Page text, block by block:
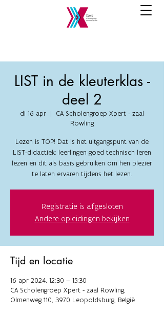
LIST in de kleuterklas -
deel 2
di 16 apr
  |
CA Scholengroep Xpert - zaal
Rowling
Lezen is TOP! Dat is het uitgangspunt van de
LIST-didactiek: leerlingen goed technisch leren
lezen en dit als basis gebruiken om hen plezier
te laten ervaren tijdens het lezen.
Registratie is afgesloten
Andere opleidingen bekijken
Tijd en locatie
16 apr 2024, 12:30 – 15:30
CA Scholengroep Xpert - zaal Rowling,
Olmenweg 110, 3970 Leopoldsburg, België